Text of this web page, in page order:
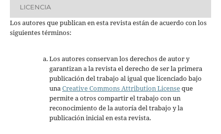
LICENCIA
Los autores que publican en esta revista están de acuerdo con los
siguientes términos:
Los autores conservan los derechos de autor y
garantizan a la revista el derecho de ser la primera
publicación del trabajo al igual que licenciado bajo
unaCreative Commons Attribution Licenseque
permite a otros compartir el trabajo con un
reconocimiento de la autoría del trabajo y la
publicación inicial en esta revista.